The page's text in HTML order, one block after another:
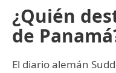
¿Quién
de
El diario alemán